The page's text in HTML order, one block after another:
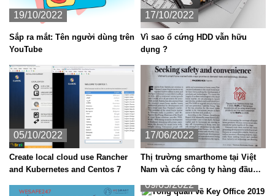
19/10/2022
Sắp ra mắt: Tên người dùng trên
YouTube
17/10/2022
Vì sao ổ cứng HDD vẫn hữu
dụng ?
05/10/2022
Create local cloud use Rancher
and Kubernetes and Centos 7
17/06/2022
Thị trường smarthome tại Việt
Nam và các công ty hàng đầu
09/05/2022